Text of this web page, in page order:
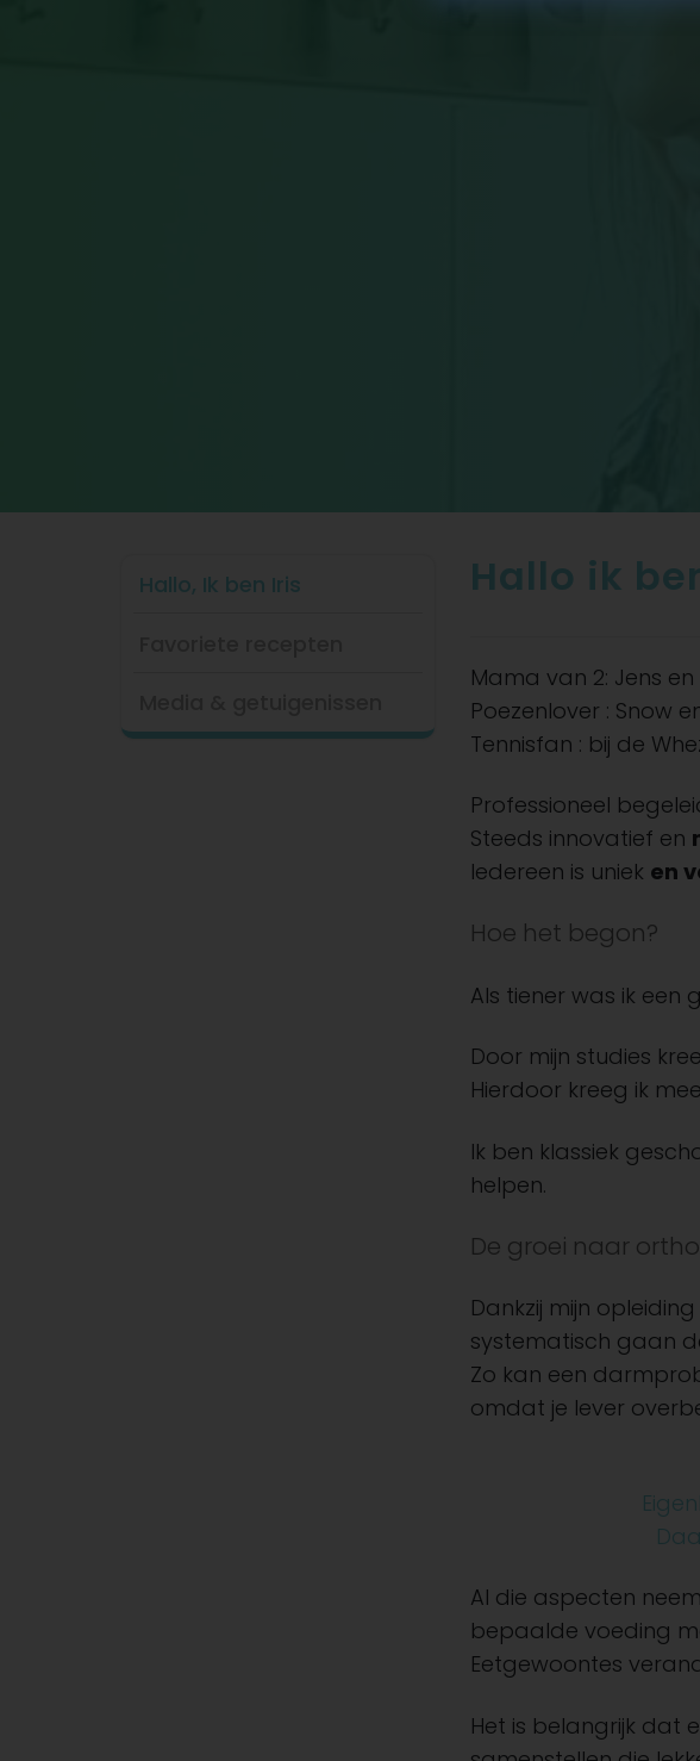
Hallo, Ik ben Iris
Hallo ik
Mama van 2: Jens en
Poezenlover : Snow
Tennisfan : bij de
Professioneel
Steeds innovatief en
Iedereen is uniek en
Hoe het begon?
Als tiener was ik een
Door mijn studies
Hierdoor kreeg ik
Ik ben klassiek
helpen.
De groei naar
Dankzij mijn
systematisch gaan
Zo kan een
omdat je lever
Al die aspecten
bepaalde voeding
Eetgewoontes
Het is belangrijk dat